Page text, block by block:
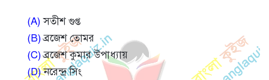
(A)সতীশ গুপ্ত
(B)ব্রজেশ তোমর
(C)ব্রজেশ কুমার উপাধ্যায়
(D)নরেন্দ্র সিং